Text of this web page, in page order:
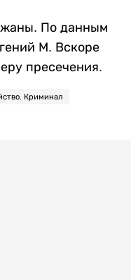
По данным
М. Вскоре
пресечения.
Криминал